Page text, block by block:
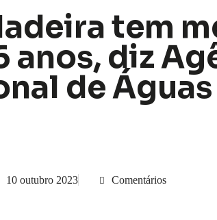
tem
anos, diz
de Águas
10 outubro 2023 Comentários